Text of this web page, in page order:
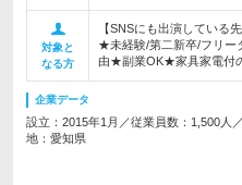
対象と
なる方
【SNSにも出演している
★未経験/第二新卒/フリ
由★副業OK★家具家電付
企業データ
設立：2015年1月／従業員数：1,500人
地：愛知県